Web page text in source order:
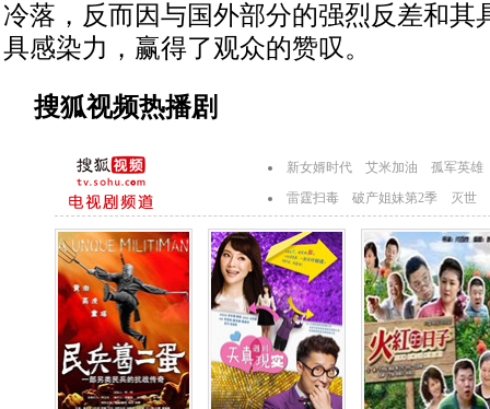
冷落，反而因与国外部分的强烈反差和其
具感染力，赢得了观众的赞叹。
搜狐视频热播剧